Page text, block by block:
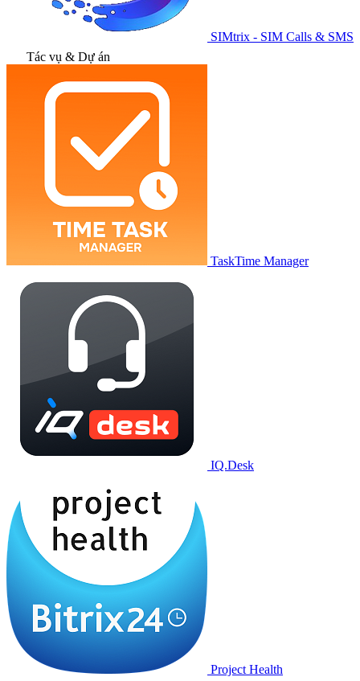
SIMtrix - SIM Calls & SMS
Tác vụ & Dự án
TaskTime Manager
IQ.Desk
Project Health